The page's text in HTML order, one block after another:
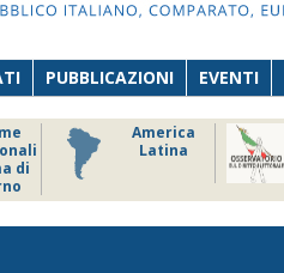
PUBBLICAZIONI EVENTI
di
America
Latina